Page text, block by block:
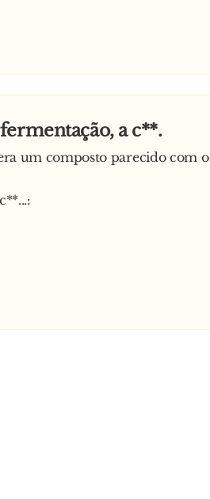
a c**.
um composto parecido com o